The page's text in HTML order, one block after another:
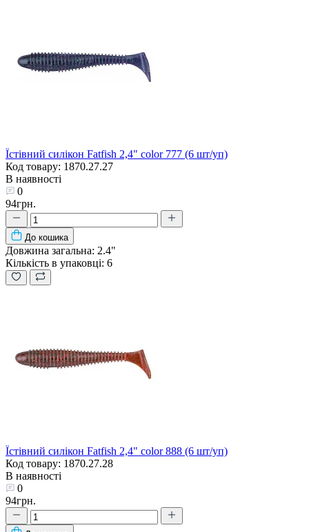
Їстівний силікон Fatfish 2,4" color 777 (6 шт/уп)
Код товару: 1870.27.27
В наявності
0
94грн.
До кошика
Довжина загальна: 2.4"
Кількість в упаковці: 6
Їстівний силікон Fatfish 2,4" color 888 (6 шт/уп)
Код товару: 1870.27.28
В наявності
0
94грн.